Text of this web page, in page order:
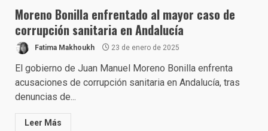
Moreno Bonilla enfrentado al mayor caso de
corrupción sanitaria en Andalucía
Fatima Makhoukh 23 de enero de 2025
El gobierno de Juan Manuel Moreno Bonilla enfrenta
acusaciones de corrupción sanitaria en Andalucía, tras
denuncias de...
Leer Más